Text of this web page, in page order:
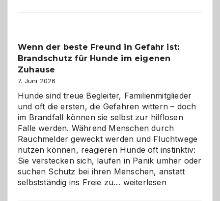
und
herzlich
Wenn der beste Freund in Gefahr ist:
Brandschutz für Hunde im eigenen
Zuhause
7. Juni 2026
Hunde sind treue Begleiter, Familienmitglieder
und oft die ersten, die Gefahren wittern – doch
im Brandfall können sie selbst zur hilflosen
Falle werden. Während Menschen durch
Rauchmelder geweckt werden und Fluchtwege
nutzen können, reagieren Hunde oft instinktiv:
Sie verstecken sich, laufen in Panik umher oder
suchen Schutz bei ihren Menschen, anstatt
selbstständig ins Freie zu… Wenn
weiterlesen